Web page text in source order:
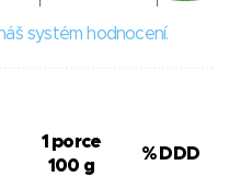
systém hodnocení.
1 porce
100 g
% DDD